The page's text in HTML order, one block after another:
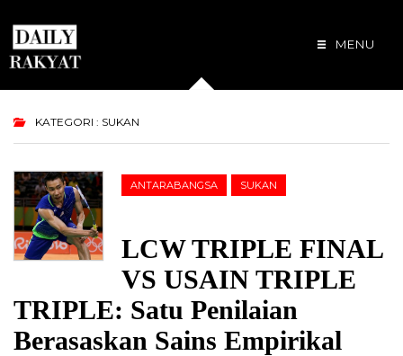
MENU
KATEGORI : SUKAN
ANTARABANGSA SUKAN
LCW TRIPLE FINAL
VS USAIN TRIPLE
TRIPLE: Satu Penilaian
Berasaskan Sains Empirikal